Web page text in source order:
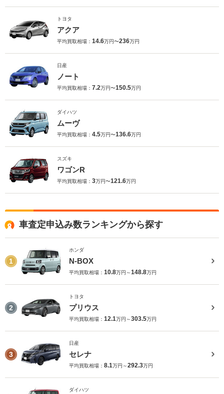
トヨタ
アクア
平均買取相場： 14.6万円〜236万円
日産
ノート
平均買取相場： 7.2万円〜150.5万円
ダイハツ
ムーヴ
平均買取相場： 4.5万円〜136.6万円
スズキ
ワゴンR
平均買取相場： 3万円〜121.6万円
車査定申込み数ランキングから探す
1
ホンダ
N-BOX
平均買取相場： 10.8万円～148.8万円
2
トヨタ
プリウス
平均買取相場： 12.1万円～303.5万円
3
日産
セレナ
平均買取相場： 8.1万円～292.3万円
ダイハツ